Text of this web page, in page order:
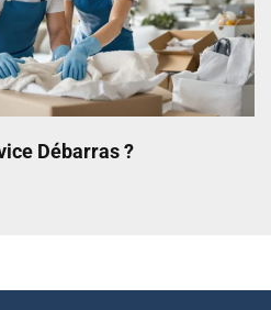
Débarras ?